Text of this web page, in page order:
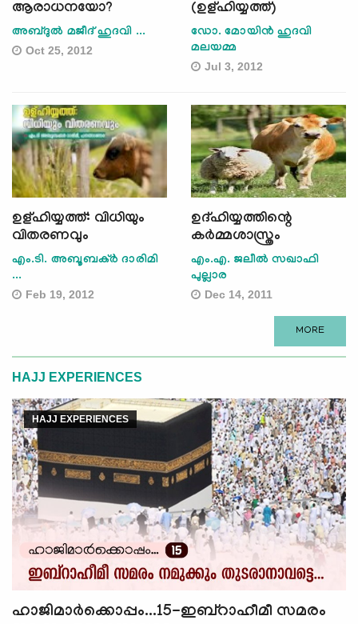
ആരാധനയോ?
അബ്ദുല്‍ മജീദ് ഹുദവി ...
Oct 25, 2012
(ഉള്ഹിയ്യത്ത്)
ഡോ. മോയിന്‍ ഹുദവി
മലയമ്മ
Jul 3, 2012
ഉള്ഹിയ്യത്ത്: വിധിയും
വിതരണവും
എം.ടി. അബൂബക്ര്‍ ദാരിമി
...
Feb 19, 2012
ഉദ്ഹിയ്യത്തിന്റെ
കര്‍മ്മശാസ്ത്രം
എം.എ. ജലീല്‍ സഖാഫി
പുല്ലാര
Dec 14, 2011
MORE
HAJJ EXPERIENCES
HAJJ EXPERIENCES
ഹാജിമാര്‍ക്കൊപ്പം...15-ഇബ്റാഹീമീ സമരം